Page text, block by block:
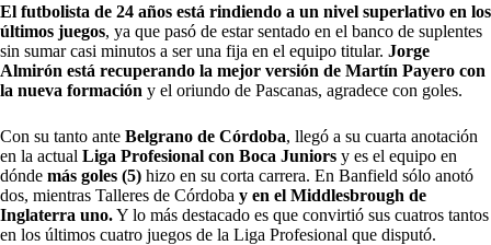
El futbolista de 24 años está rindiendo a un nivel superlativo en los
últimos juegos, ya que pasó de estar sentado en el banco de suplentes
sin sumar casi minutos a ser una fija en el equipo titular. Jorge
Almirón está recuperando la mejor versión de Martín Payero con
la nueva formación y el oriundo de Pascanas, agradece con goles.
Con su tanto ante Belgrano de Córdoba, llegó a su cuarta anotación
en la actual Liga Profesional con Boca Juniors y es el equipo en
dónde más goles (5) hizo en su corta carrera. En Banfield sólo anotó
dos, mientras Talleres de Córdoba y en el Middlesbrough de
Inglaterra uno.Y lo más destacado es que convirtió sus cuatros tantos
en los últimos cuatro juegos de la Liga Profesional que disputó.